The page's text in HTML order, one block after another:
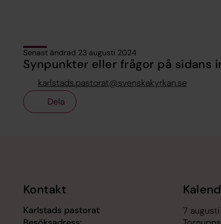
Senast ändrad 23 augusti 2024
Synpunkter eller frågor på sidans
karlstads.pastorat@svenskakyrkan.se
Dela
Kontakt
Karlstads pastorat
7 augusti